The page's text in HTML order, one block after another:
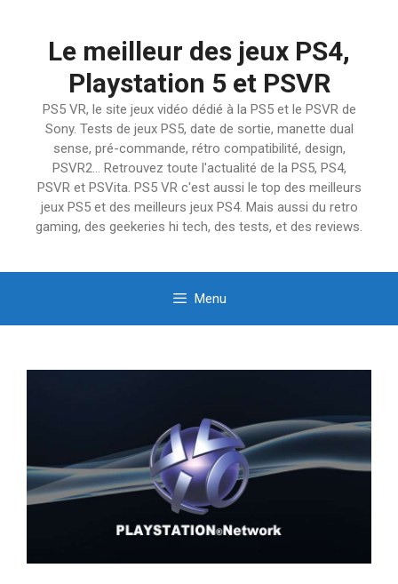
Le meilleur des jeux PS4,
Playstation 5 et PSVR
PS5 VR, le site jeux vidéo dédié à la PS5 et le PSVR de
Sony. Tests de jeux PS5, date de sortie, manette dual
sense, pré-commande, rétro compatibilité, design,
PSVR2… Retrouvez toute l'actualité de la PS5, PS4,
PSVR et PSVita. PS5 VR c'est aussi le top des meilleurs
jeux PS5 et des meilleurs jeux PS4. Mais aussi du retro
gaming, des geekeries hi tech, des tests, et des reviews.
Menu